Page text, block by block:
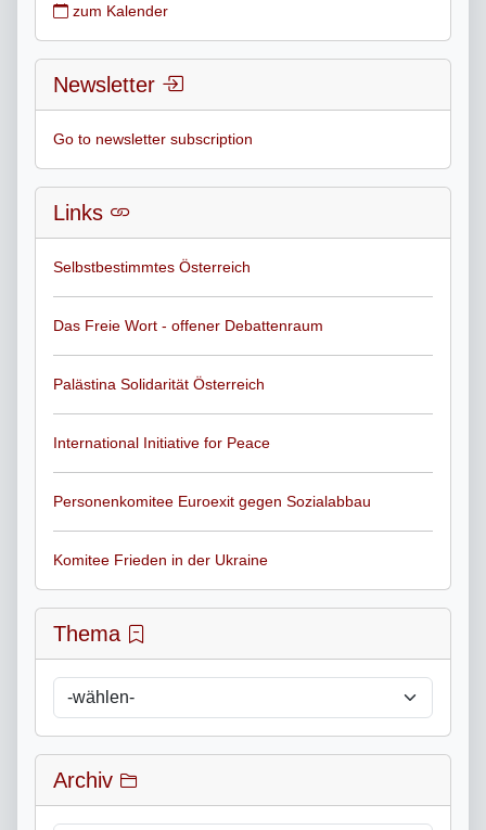
zum Kalender
Newsletter
Go to newsletter subscription
Links
Selbstbestimmtes Österreich
Das Freie Wort - offener Debattenraum
Palästina Solidarität Österreich
International Initiative for Peace
Personenkomitee Euroexit gegen Sozialabbau
Komitee Frieden in der Ukraine
Thema
Archiv